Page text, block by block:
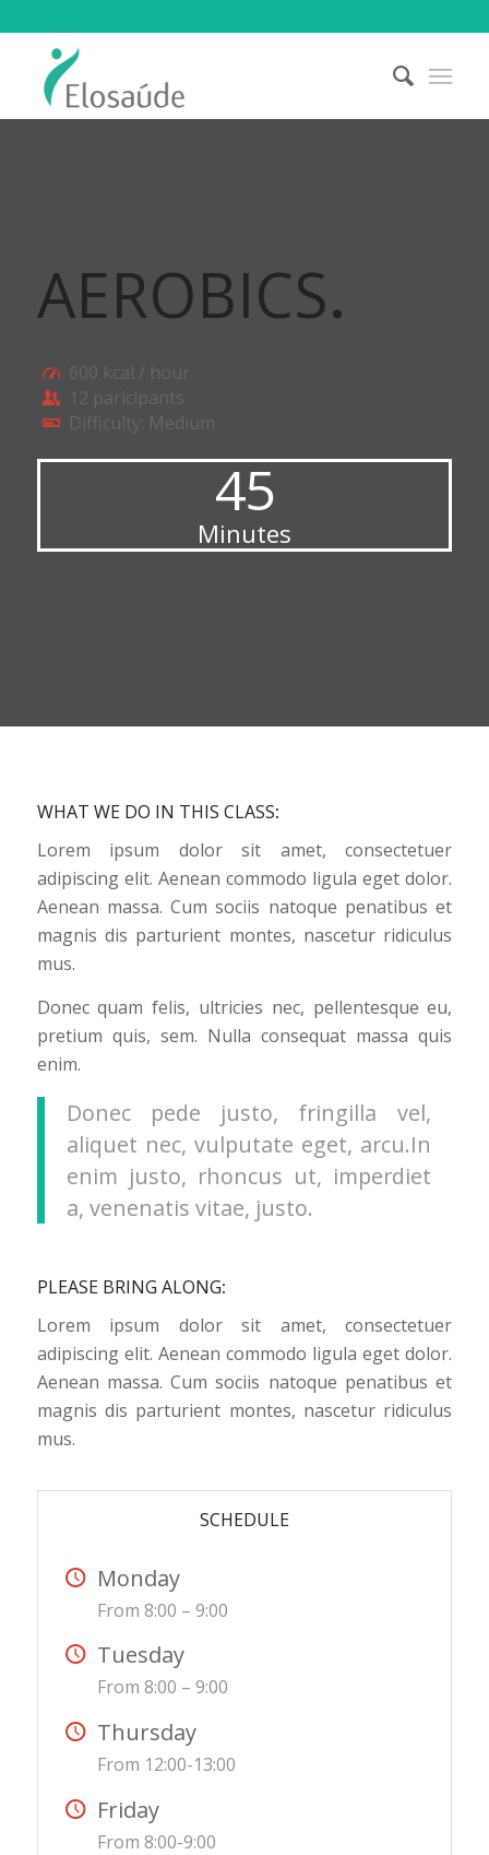
AEROBICS.
600 kcal / hour
12 paricipants
Difficulty: Medium
45
Minutes
WHAT WE DO IN THIS CLASS:
Lorem ipsum dolor sit amet, consectetuer
adipiscing elit. Aenean commodo ligula eget dolor.
Aenean massa. Cum sociis natoque penatibus et
magnis dis parturient montes, nascetur ridiculus
mus.
Donec quam felis, ultricies nec, pellentesque eu,
pretium quis, sem. Nulla consequat massa quis
enim.
Donec pede justo, fringilla vel,
aliquet nec, vulputate eget, arcu.In
enim justo, rhoncus ut, imperdiet
a, venenatis vitae, justo.
PLEASE BRING ALONG:
Lorem ipsum dolor sit amet, consectetuer
adipiscing elit. Aenean commodo ligula eget dolor.
Aenean massa. Cum sociis natoque penatibus et
magnis dis parturient montes, nascetur ridiculus
mus.
SCHEDULE
Monday
From 8:00 – 9:00
Tuesday
From 8:00 – 9:00
Thursday
From 12:00-13:00
Friday
From 8:00-9:00